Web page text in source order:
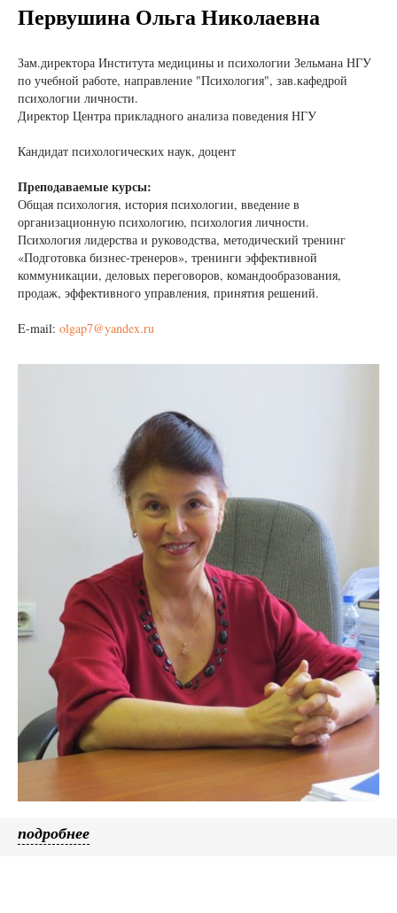
Первушина Ольга Николаевна
Зам.директора Института медицины и психологии Зельмана НГУ
по учебной работе, направление "Психология", зав.кафедрой
психологии личности.
Директор Центра прикладного анализа поведения НГУ
Кандидат психологических наук, доцент
Преподаваемые курсы:
Общая психология, история психологии, введение в
организационную психологию, психология личности.
Психология лидерства и руководства, методический тренинг
«Подготовка бизнес-тренеров», тренинги эффективной
коммуникации, деловых переговоров, командообразования,
продаж, эффективного управления, принятия решений.
E-mail: olgap7@yandex.ru
подробнее